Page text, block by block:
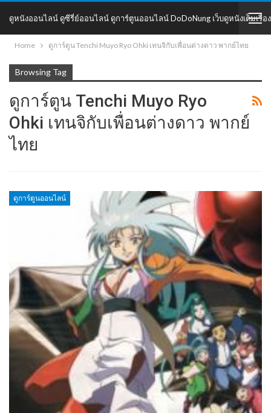
ดูหนังออนไลน์ ดูซีรี่ย์ออนไลน์ ดูการ์ตูนออนไลน์ DoDoNung เว็บดูหนังเต็มเรื่อง
DoDoNung
Home ดูการ์ตูน Tenchi Muyo Ryo Ohki เทนจิกับเพื่อนต่างดาว พากย์ไทย
Browsing Tag
ดูการ์ตูน Tenchi Muyo Ryo
Ohki เทนจิกับเพื่อนต่างดาว พากย์
ไทย
ดูการ์ตูนออนไลน์